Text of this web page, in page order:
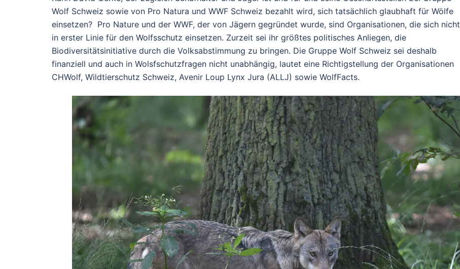
Wolf Schweiz sowie von Pro Natura und WWF Schweiz bezahlt wird, sich tatsächlich glaubhaft für Wölfe
einsetzen? Pro Nature und der WWF, der von Jägern gegründet wurde, sind Organisationen, die sich nicht
in erster Linie für den Wolfsschutz einsetzen. Zurzeit sei ihr größtes politisches Anliegen, die
Biodiversitätsinitiative durch die Volksabstimmung zu bringen. Die Gruppe Wolf Schweiz sei deshalb
finanziell und auch in Wolsfschutzfragen nicht unabhängig, lautet eine Richtigstellung der Organisationen
CHWolf, Wildtierschutz Schweiz, Avenir Loup Lynx Jura (ALLJ) sowie WolfFacts.